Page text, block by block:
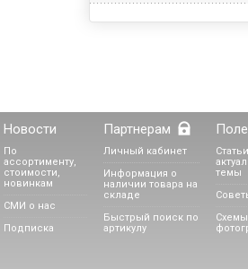
Новости
По
ассортименту,
стоимости,
новинкам
СМИ о нас
Подписка
Партнерам
Личный кабинет
Информация о
наличии товара на
складе
Быстрый поиск по
артикулу
темы